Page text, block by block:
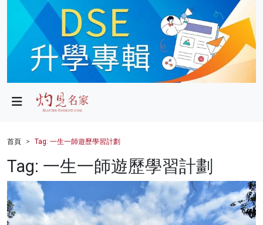
政局
財經
健康
商業
首頁 Tag: 一生一師遊歷學習計劃
Tag: 一生一師遊歷學習計劃